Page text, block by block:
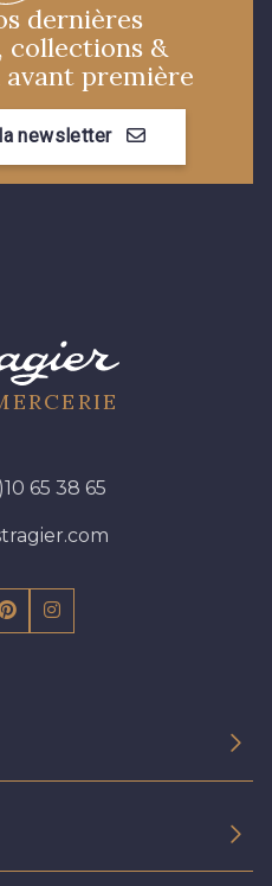
dernières
collections &
première
newsletter
65 38 65